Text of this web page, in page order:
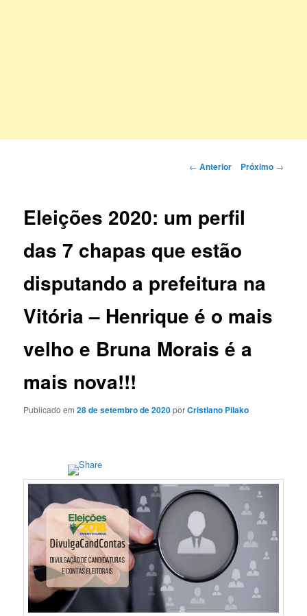
Navegação
← Anterior Próximo →
Eleições 2020: um perfil
das 7 chapas que estão
disputando a prefeitura na
Vitória – Henrique é o mais
velho e Bruna Morais é a
mais nova!!!
Publicado em28 de setembro de 2020porCristiano Pilako